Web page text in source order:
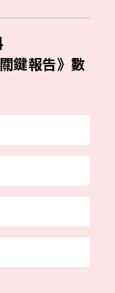
鍵報告》數